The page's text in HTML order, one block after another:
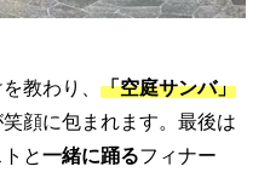
教わり、 「空庭サンバ」
顔に包まれます。最後は
と一緒に踊るフィナー